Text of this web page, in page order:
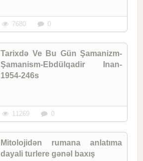
7680 0
Tarixdə Ve Bu Gün Şamanizm-
Şamanism-Ebdülqadir Inan-
1954-246s
11269 0
Mitolojidən rumana anlatıma
dayali turlere gənəl baxış